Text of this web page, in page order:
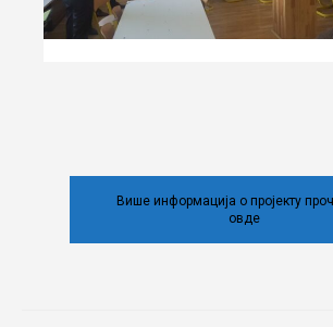
Више информација о пројекту
овде